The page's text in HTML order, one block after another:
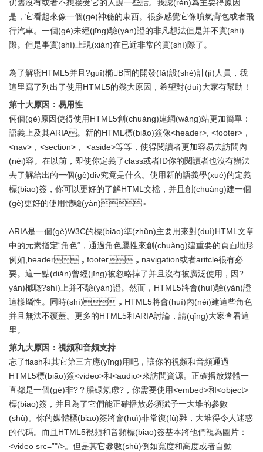
仍舊沒有或者不想接受它的人說一些話。我認(rèn)為主要得原因
是，它看起來像一個(gè)神秘的東西。很多感覺它像噴氣背包或者飛
行汽車。一個(gè)未經(jīng)驗(yàn)證的非凡想法但是并不實(shí)
際。但是事實(shí)上現(xiàn)在已近非常的實(shí)際了。
為了解密HTML5并且?guī)椭B固的開發(fā)設(shè)計(jì)人員，我
這里寫了列出了使用HTML5的幾大原因，希望對(duì)大家有幫助！
第十大原因：易用性
倆個(gè)原因使得使用HTML5創(chuàng)建網(wǎng)站更加簡單：
語義上及其ARIA。新的HTML標(biāo)簽像<header>, <footer>，
<nav>，<section>， <aside>等等，使得閱讀者更加容易去訪問內
(nèi)容。在以前，即使你定義了class或者ID你的閱讀者也沒有辦法
去了解給出的一個(gè)div究竟是什么。使用新的語義學(xué)的定義
標(biāo)簽，你可以更好的了解HTML文檔，并且創(chuàng)建一個
(gè)更好的使用體驗(yàn)。
ARIA是一個(gè)W3C的標(biāo)準(zhǔn)主要用來對(duì)HTML文章
中的元素指定“角色“，通過角色屬性來創(chuàng)建重要的頁面地形
例如,header，footer，navigation或者aritcle很有必
要。這一點(diǎn)曾經(jīng)被忽略掉了并且沒有被廣泛使用，因?
yàn)槭聦?shí)上并不驗(yàn)證。然而，HTML5將會(huì)驗(yàn)證
這樣屬性。同時(shí)，HTML5將會(huì)內(nèi)建這些角色
并且無法不覆蓋。更多的HTML5和ARIA討論，請(qǐng)大家查看這
里。
第九大原因：視頻和音頻支持
忘了flash和其它第三方應(yīng)用吧，讓你的視頻和音頻通過
HTML5標(biāo)簽<video>和<audio>來訪問資源。正確播放媒體一
直都是一個(gè)非?？膳碌氖虑?，你需要使用<embed>和<object>
標(biāo)簽，并且為了它們能正確播放必須賦予一大堆的參數
(shù)。你的媒體標(biāo)簽將會(huì)非常復(fù)雜，大堆得令人迷惑
的代碼。而且HTML5視頻和音頻標(biāo)簽基本將他們視為圖片：
<video src=”"/>。但是其它參數(shù)例如寬度和高度或者自動